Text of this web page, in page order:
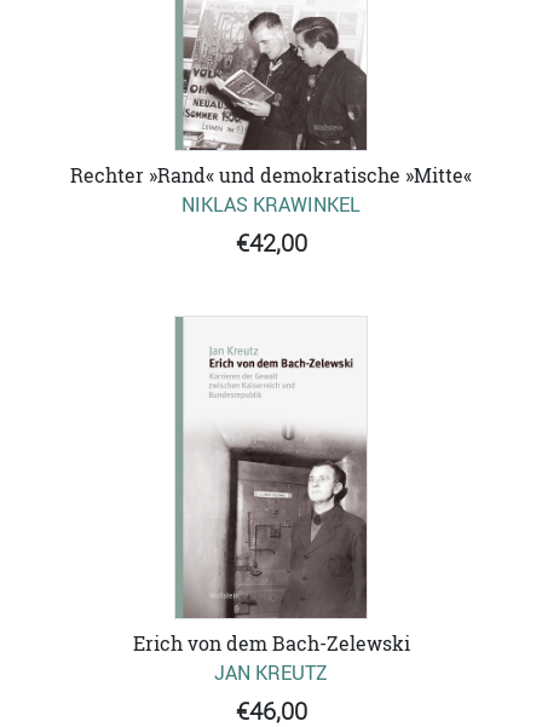
Rechter »Rand« und demokratische »Mitte«
NIKLAS KRAWINKEL
€42,00
Erich von dem Bach-Zelewski
JAN KREUTZ
€46,00